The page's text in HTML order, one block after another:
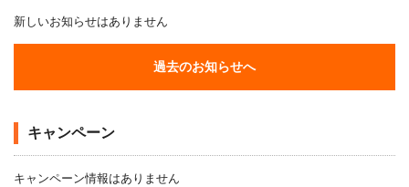
新しいお知らせはありません
過去のお知らせへ
キャンペーン
キャンペーン情報はありません